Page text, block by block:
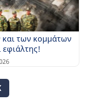
των κομμάτων
εφιάλτης!